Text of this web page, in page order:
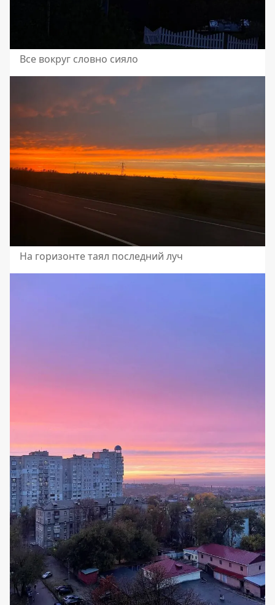
Все вокруг словно сияло
На горизонте таял последний луч